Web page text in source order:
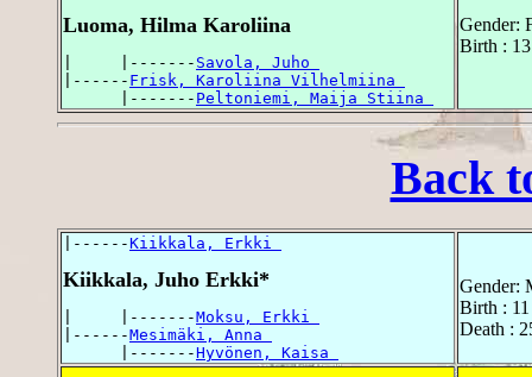
Luoma, Hilma Karoliina
|     |------- Savola, Juho
|------ Frisk, Karoliina Vilhelmiina
      |-------
Peltoniemi, Maija Stiina
Gender:
Birth :
Back
|------Kiikkala, Erkki
Kiikkala, Juho Erkki*
|     |-------Moksu, Erkki
|------Mesimäki, Anna
      |-------
Hyvönen, Kaisa
Gender:
Birth :
Death :